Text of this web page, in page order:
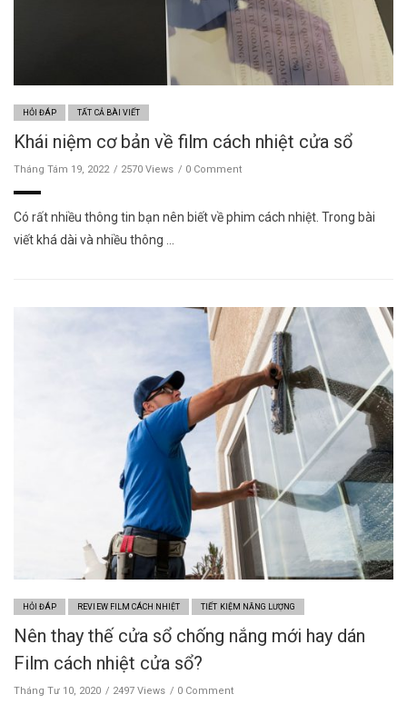
HỎI ĐÁP TẤT CẢ BÀI VIẾT
Khái niệm cơ bản về film cách nhiệt cửa sổ
Tháng Tám 19, 2022 2570 Views 0 Comment
Có rất nhiều thông tin bạn nên biết về phim cách nhiệt. Trong bài
viết khá dài và nhiều thông …
HỎI ĐÁP REVIEW FILM CÁCH NHIỆT TIẾT KIỆM NĂNG LƯỢNG
Nên thay thế cửa sổ chống nắng mới hay dán
Film cách nhiệt cửa sổ?
Tháng Tư 10, 2020 2497 Views 0 Comment